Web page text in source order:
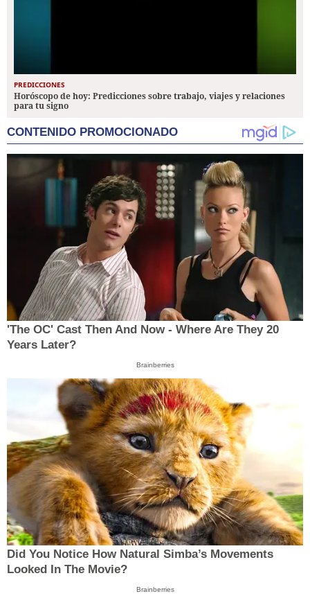
PREDICCIONES
Horóscopo de hoy: Predicciones sobre trabajo, viajes y relaciones
para tu signo
CONTENIDO PROMOCIONADO
'The OC' Cast Then And Now - Where Are They 20
Years Later?
Brainberries
Did You Notice How Natural Simba’s Movements
Looked In The Movie?
Brainberries